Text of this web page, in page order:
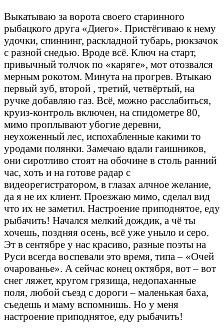
Выкатываю за ворота своего старинного
рыбацкого друга «Диего». Пристёгиваю к нему
удочки, спиннинг, раскладной тубарь, рюкзачок
с разной снедью. Вроде всё. Ключ на старт,
привычный толчок по «каряге», мот отозвался
мерным рокотом. Минута на прогрев. Втыкаю
первый зуб, второй , третий, четвёртый, на
ручке добавляю газ. Всё, можно расслабиться,
круиз-контроль включен, на спидометре 80,
мимо проплывают убогие деревни,
неухоженный лес, испохабленные какими то
уродами полянки. Замечаю вдали гаишников,
они сиротливо стоят на обочине в столь ранний
час, хоть и на готове радар с
видеорегистратором, в глазах алчное желание,
да я не их клиент. Проезжаю мимо, сделал вид
что их не заметил. Настроение приподнятое, еду
рыбачить! Начался мелкий дождик, а чё ты
хочешь, поздняя осень, всё уже уныло и серо.
Эт в сентябре у нас красиво, разные поэты на
Руси всегда воспевали это время, типа – «Очей
очарованье». А сейчас конец октября, вот – вот
снег ляжет, кругом грязища, недопаханные
поля, любой съезд с дороги – маленькая баха,
съедешь и маму вспомнишь. Но у меня
настроение приподнятое, еду рыбачить!